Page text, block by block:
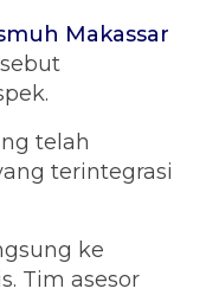
Makassar
telah
terintegrasi
ke
Tim asesor